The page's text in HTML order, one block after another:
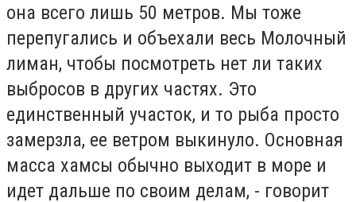
она всего лишь 50 метров. Мы тоже
перепугались и объехали весь Молочный
лиман, чтобы посмотреть нет ли таких
выбросов в других частях. Это
единственный участок, и то рыба просто
замерзла, ее ветром выкинуло. Основная
масса хамсы обычно выходит в море и
идет дальше по своим делам, - говорит